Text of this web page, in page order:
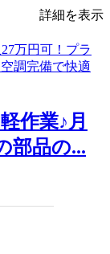
詳細を表示
作業♪月
部品の...